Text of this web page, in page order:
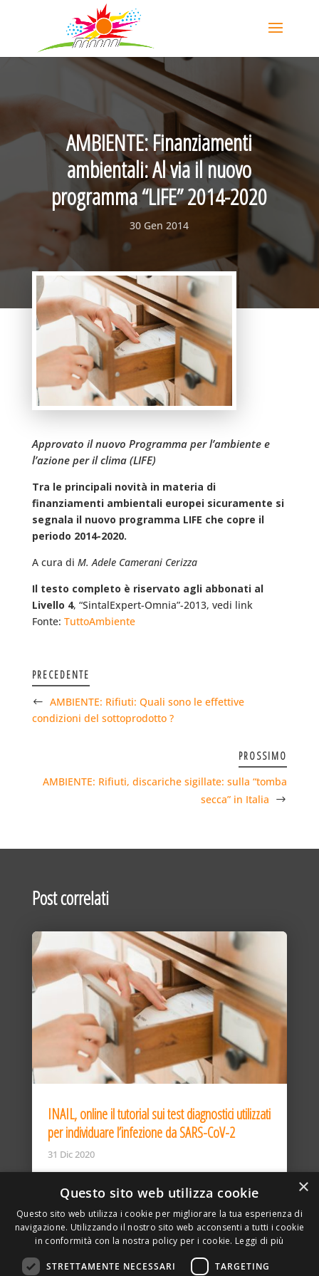
AMBIENTE: Finanziamenti
ambientali: Al via il nuovo
programma “LIFE” 2014-2020
30 Gen 2014
Approvato il nuovo Programma per l’ambiente e
l’azione per il clima (LIFE)
Tra le principali novità in materia di
finanziamenti ambientali europei sicuramente si
segnala il nuovo programma LIFE che copre il
periodo 2014-2020.
A cura di M. Adele Camerani Cerizza
Il testo completo è riservato agli abbonati al
Livello 4, “SintalExpert-Omnia”-2013, vedi link
Fonte: TuttoAmbiente
PRECEDENTE
AMBIENTE: Rifiuti: Quali sono le effettive
condizioni del sottoprodotto ?
PROSSIMO
AMBIENTE: Rifiuti, discariche sigillate: sulla “tomba
secca” in Italia
Post correlati
INAIL, online il tutorial sui test diagnostici utilizzati
per individuare l’infezione da SARS-CoV-2
31 Dic 2020
×
Questo sito web utilizza cookie
Questo sito web utilizza i cookie per migliorare la tua esperienza di
navigazione. Utilizzando il nostro sito web acconsenti a tutti i cookie
in conformità con la nostra policy per i cookie. Leggi di più
STRETTAMENTE NECESSARI TARGETING